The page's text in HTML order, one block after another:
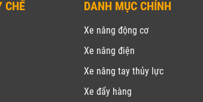
CHẾ DANH MỤC CHÍNH
Xe nâng động cơ
Xe nâng điện
Xe nâng tay thủy lực
Xe đẩy hàng